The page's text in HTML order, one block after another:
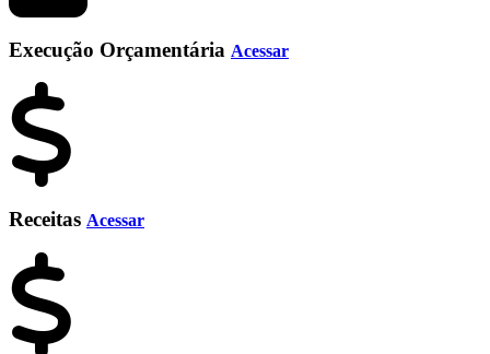
Execução Orçamentária Acessar
Receitas Acessar